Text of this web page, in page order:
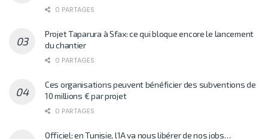
0 PARTAGES
Projet Taparura à Sfax: ce qui bloque encore le lancement
du chantier
0 PARTAGES
Ces organisations peuvent bénéficier des subventions de
10 millions € par projet
0 PARTAGES
Officiel: en Tunisie, l’IA va nous libérer de nos jobs…